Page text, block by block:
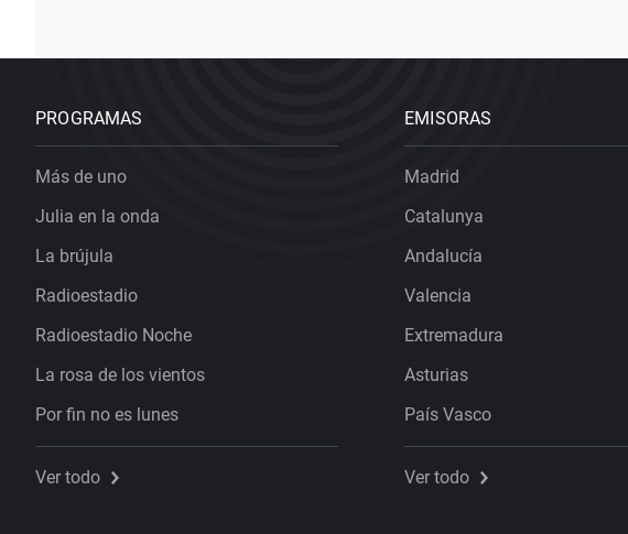
PROGRAMAS
Más de uno
Julia en la onda
La brújula
Radioestadio
Radioestadio Noche
La rosa de los vientos
Por fin no es lunes
Ver todo
EMISORAS
Madrid
Catalunya
Andalucía
Valencia
Extremadura
Asturias
País Vasco
Ver todo